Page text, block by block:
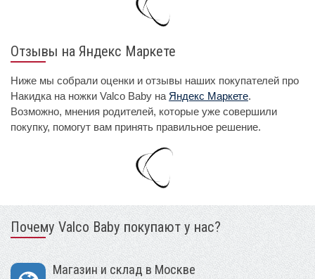
Отзывы на Яндекс Маркете
Ниже мы собрали оценки и отзывы наших покупателей про
Накидка на ножки Valco Baby на Яндекс Маркете.
Возможно, мнения родителей, которые уже совершили
покупку, помогут вам принять правильное решение.
Почему Valco Baby покупают у нас?
Магазин и склад в Москве